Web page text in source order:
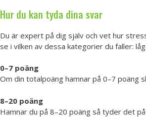
Hur du kan tyda dina svar
Du är expert på dig själv och vet hur
se i vilken av dessa kategorier du faller:
0–7 poäng
Om din totalpoäng hamnar på 0–7 poäng
8–20 poäng
Hamnar du på 8–20 poäng så tyder det